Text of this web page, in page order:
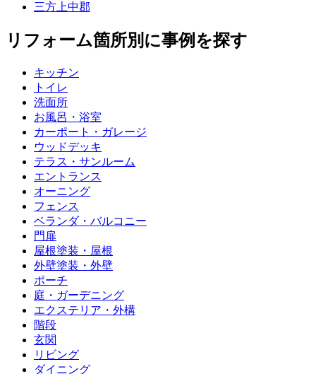
三方上中郡
リフォーム箇所別に事例を探す
キッチン
トイレ
洗面所
お風呂・浴室
カーポート・ガレージ
ウッドデッキ
テラス・サンルーム
エントランス
オーニング
フェンス
ベランダ・バルコニー
門扉
屋根塗装・屋根
外壁塗装・外壁
ポーチ
庭・ガーデニング
エクステリア・外構
階段
玄関
リビング
ダイニング